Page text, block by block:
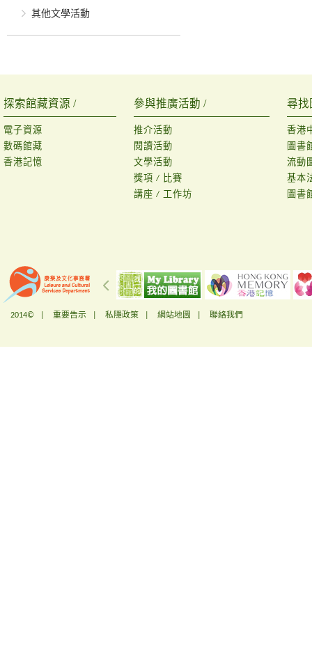
其他文學活動
探索館藏資源 /
電子資源
數碼館藏
香港記憶
參與推廣活動 /
推介活動
閱讀活動
文學活動
獎項 / 比賽
講座 / 工作坊
尋找
香港
圖書
流動
基本
圖書
2014© | 重要告示 私隱政策 網站地圖 聯絡我們